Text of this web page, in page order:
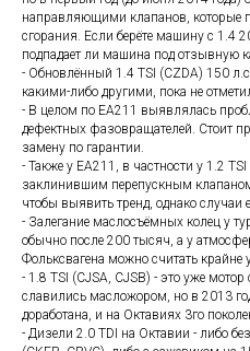
направляющими клапанов, которые
сгорания. Если берёте машину с 1.4
подпадает ли машина под отзывную
- Обновлённый 1.4 TSI (CZDA) 150
какими-либо другими, пока не
- В целом по ЕА211 выявлялась
дефектных фазовращателей. Стоит
замену по гарантии.
- Также у ЕА211, в частности у 1.2
заклинившим перепускным
чтобы выявить тренд, однако случаи
- Залегание маслосъёмных колец у
обычно после 200 тысяч, а у
Фольксвагена можно считать крайне
- 1.8 TSI (CJSA, CJSB) - это уже
славились масложором, но в 2013
доработана, и на Октавиях 3го
- Дизели 2.0 TDI на Октавии - либо